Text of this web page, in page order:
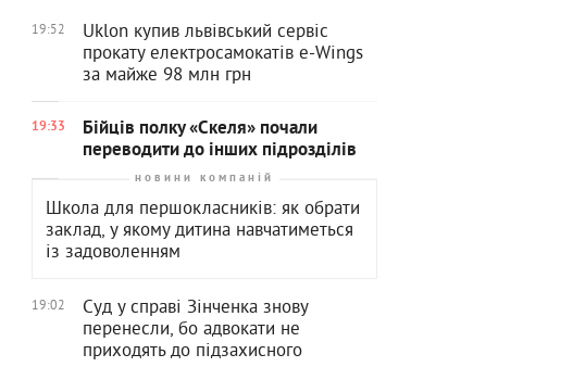
19:52
Uklon купив львівський сервіс
прокату електросамокатів e-Wings
за майже 98 млн грн
19:33
Бійців полку «Скеля» почали
переводити до інших підрозділів
новини компаній
Школа для першокласників: як обрати
заклад, у якому дитина навчатиметься
із задоволенням
19:02
Суд у справі Зінченка знову
перенесли, бо адвокати не
приходять до підзахисного